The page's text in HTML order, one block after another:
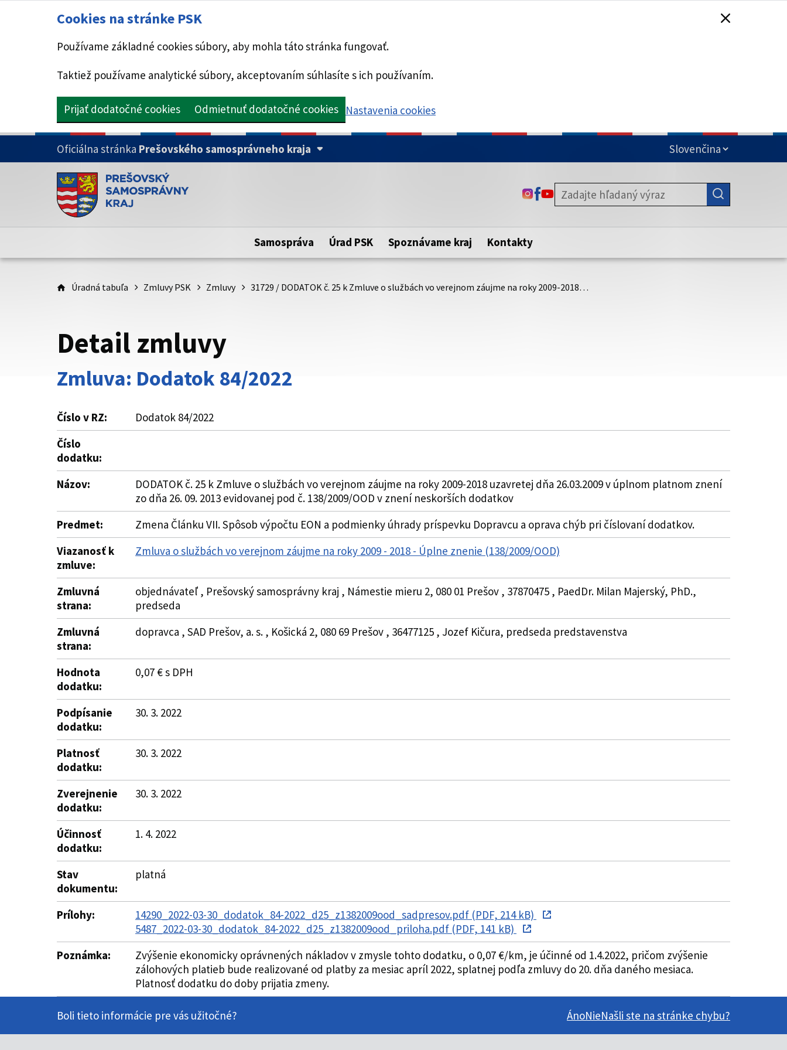
Cookies na stránke PSK
Používame základné cookies súbory, aby mohla táto stránka fungovať.
Taktiež používame analytické súbory, akceptovaním súhlasíte s ich používaním.
Prijať dodatočné cookies Odmietnuť dodatočné cookies Nastavenia cookies
PRESKOČIŤ NA HLAVNÝ OBSAH
Oficiálna stránka Prešovského samosprávneho kraja
Doména psk.sk je oficiálna
Toto je oficiálna webová stránka Prešovského samosprávneho kraja.
Táto stránka je zabezpečená
zabezpečenú webovú stránku. Zabezpečená stránka vždy začína
https:// pred názvom domény webového sídla.
ODKAZ SA OTVORÍ NA NOVEJ KARTE
ODKAZ SA OTVORÍ NA NOVEJ KARTE
ODKAZ SA OTVORÍ NA NOVEJ KARTE
Samospráva Úrad PSK Spoznávame kraj Kontakty
Úradná tabuľa Zmluvy PSK Zmluvy 31729 / DODATOK č. 25 k Zmluve o službách vo verejnom záujme na roky 2009-2018…
Detail zmluvy
Zmluva: Dodatok 84/2022
Číslo v RZ:
Dodatok 84/2022
Číslo
dodatku:
Názov:
DODATOK č. 25 k Zmluve o službách vo verejnom záujme na roky 2009-2018 uzavretej dňa 26.03.2009 v úplnom platnom znení
zo dňa 26. 09. 2013 evidovanej pod č. 138/2009/OOD v znení neskorších dodatkov
Predmet:
Zmena Článku VII. Spôsob výpočtu EON a podmienky úhrady príspevku Dopravcu a oprava chýb pri číslovaní dodatkov.
Viazanosť k
zmluve:
Zmluva o službách vo verejnom záujme na roky 2009 - 2018 - Úplne znenie (138/2009/OOD)
Zmluvná
strana:
objednávateľ , Prešovský samosprávny kraj , Námestie mieru 2, 080 01 Prešov , 37870475 , PaedDr. Milan Majerský, PhD.,
predseda
Zmluvná
strana:
dopravca , SAD Prešov, a. s. , Košická 2, 080 69 Prešov , 36477125 , Jozef Kičura, predseda predstavenstva
Hodnota
dodatku:
0,07 € s DPH
Podpísanie
dodatku:
30. 3. 2022
Platnosť
dodatku:
30. 3. 2022
Zverejnenie
dodatku:
30. 3. 2022
Účinnosť
dodatku:
1. 4. 2022
Stav
dokumentu:
platná
Prílohy:
14290_2022-03-30_dodatok_84-2022_d25_z1382009ood_sadpresov.pdf (PDF, 214 kB)
5487_2022-03-30_dodatok_84-2022_d25_z1382009ood_priloha.pdf (PDF, 141 kB)
Poznámka:
Zvýšenie ekonomicky oprávnených nákladov v zmysle tohto dodatku, o 0,07 €/km, je účinné od 1.4.2022, pričom zvýšenie
zálohových platieb bude realizované od platby za mesiac apríl 2022, splatnej podľa zmluvy do 20. dňa daného mesiaca.
Platnosť dodatku do doby prijatia zmeny.
Boli tieto informácie pre vás užitočné? ÁnoNieNašli ste na stránke chybu?